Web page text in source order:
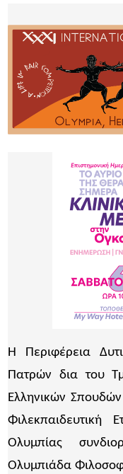
Η Περιφέρεια
Πατρών δια του
Ελληνικών
Φιλεκπαιδευτική
Ολυμπίας
Ολυμπιάδα